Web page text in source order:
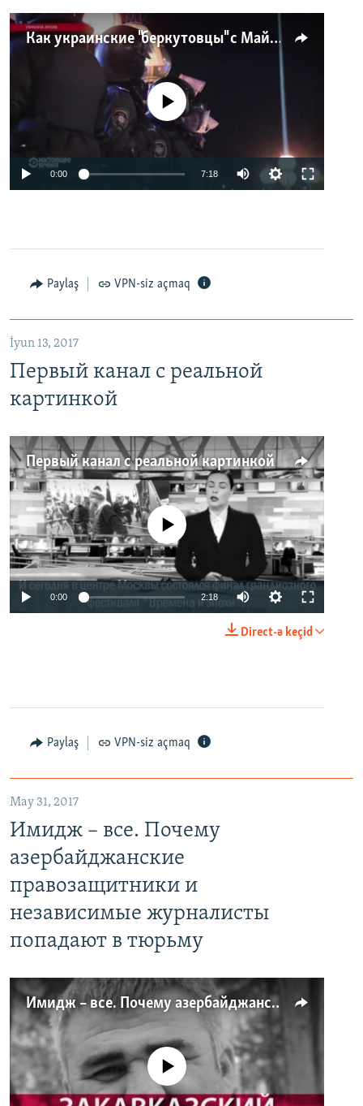
Как украинские "беркутовцы" с Майдана стали ОМОНом с Тверской
No media source currently available
0:00 7:18
Paylaş VPN-siz açmaq
İyun 13, 2017
Первый канал с реальной
картинкой
Первый канал с реальной картинкой
No media source currently available
0:00 2:18
Direct-ə keçid
Paylaş VPN-siz açmaq
May 31, 2017
Имидж – все. Почему
азербайджанские
правозащитники и
независимые журналисты
попадают в тюрьму
Имидж – все. Почему азербайджанские правозащитники и независимые журналисты попадают в тюрьму
No media source currently available